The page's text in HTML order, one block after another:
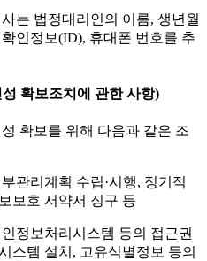
는 법정대리인의 이름, 생년월
인정보(ID), 휴대폰 번호를 추
확보조치에 관한 사항)
확보를 위해 다음과 같은 조
관리계획 수립·시행, 정기적
보호 서약서 징구 등
정보처리시스템 등의 접근권
스템 설치, 고유식별정보 등의